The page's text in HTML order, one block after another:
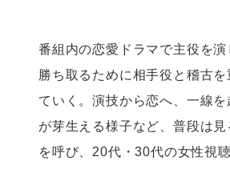
番組内の恋愛ドラマで主役を
勝ち取るために相手役と稽古
ていく。演技から恋へ、一線
が芽生える様子など、普段は
を呼び、20代・30代の女性視